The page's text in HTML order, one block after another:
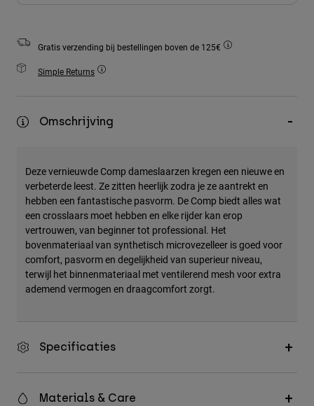
All Accessories
Bags & Backpacks
Gratis verzending bij bestellingen boven de 125€
Simple Returns
Omschrijving
Deze vernieuwde Comp dameslaarzen kregen een nieuwe en
verbeterde leest. Ze zitten heerlijk zodra je ze aantrekt en
hebben een fantastische pasvorm. De Comp biedt alles wat
een crosslaars moet hebben en elke rijder kan erop
vertrouwen, van beginner tot professional. Het
bovenmateriaal van synthetisch microvezelleer is goed voor
comfort, pasvorm en degelijkheid van superieur niveau,
terwijl het binnenmateriaal met ventilerend mesh voor extra
ademend vermogen en draagcomfort zorgt.
Specificaties
Materials & Care